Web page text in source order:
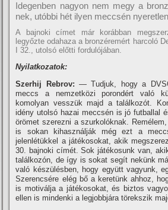
Idegenben nagyon nem megy a
nek, utóbbi hét ilyen meccsén
A bajnoki cí­met már korábban
legyőzte odahaza a bronzéremért harcoló
I 32., utolsó előtti fordulójában.
Nyilatkozatok:
Szerhij Rebrov: — Tudjuk, hogy a
meccs a nemzetközi porondért való
komolyan vesszük majd a találkozót.
idény utolsó hazai meccsén is jó futballal
örömet szerezni a szurkolóknak.
is sokan kihasználják még ezt a
jelenlétükkel a játékosokat, akik
30. bajnoki cí­mét. Sok játékosunk van,
találkozón, de í­gy is sokat segí­t nekünk
való készülésben, hogy együtt vagyunk,
Szerencsére elég bő a keretünk ahhoz,
is motiválja a játékosokat, és biztos
ellen is mindenki a legjobbjára törekszik